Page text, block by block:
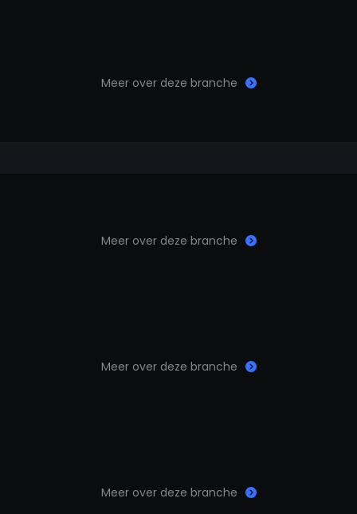
Meer over deze branche
Meer over deze branche
Meer over deze branche
Meer over deze branche